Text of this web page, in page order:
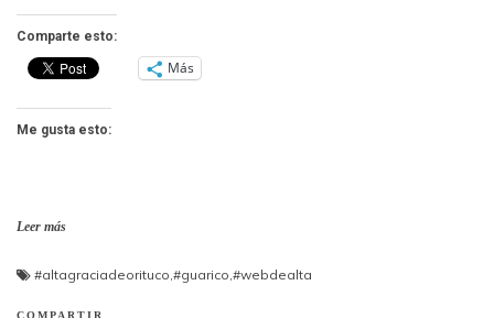
Comparte esto:
Más
Me gusta esto:
Leer más
#altagraciadeorituco #guarico #webdealta
COMPARTIR